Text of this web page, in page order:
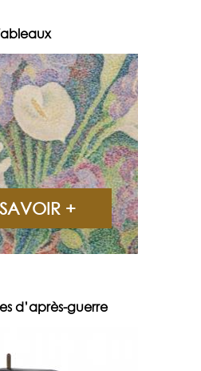
EN SAVOIR +
d’après-guerre